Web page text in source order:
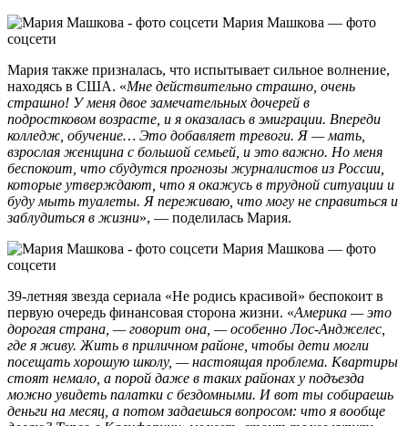
Мария Машкова — фото
соцсети
Мария также призналась, что испытывает сильное волнение,
находясь в США. «Мне действительно страшно, очень
страшно! У меня двое замечательных дочерей в
подростковом возрасте, и я оказалась в эмиграции. Впереди
колледж, обучение… Это добавляет тревоги. Я — мать,
взрослая женщина с большой семьей, и это важно. Но меня
беспокоит, что сбудутся прогнозы журналистов из России,
которые утверждают, что я окажусь в трудной ситуации и
буду мыть туалеты. Я переживаю, что могу не справиться и
заблудиться в жизни», — поделилась Мария.
Мария Машкова — фото
соцсети
39-летняя звезда сериала «Не родись красивой» беспокоит в
первую очередь финансовая сторона жизни. «Америка — это
дорогая страна, — говорит она, — особенно Лос-Анджелес,
где я живу. Жить в приличном районе, чтобы дети могли
посещать хорошую школу, — настоящая проблема. Квартиры
стоят немало, а порой даже в таких районах у подъезда
можно увидеть палатки с бездомными. И вот ты собираешь
деньги на месяц, а потом задаешься вопросом: что я вообще